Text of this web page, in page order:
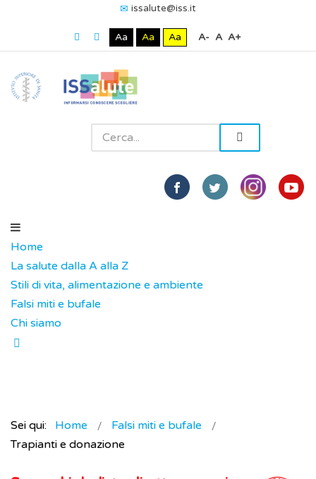
issalute@iss.it
Aa Aa Aa A- A A+
Home
La salute dalla A alla Z
Stili di vita, alimentazione e ambiente
Falsi miti e bufale
Chi siamo
Sei qui: Home
Falsi miti e bufale
Trapianti e donazione